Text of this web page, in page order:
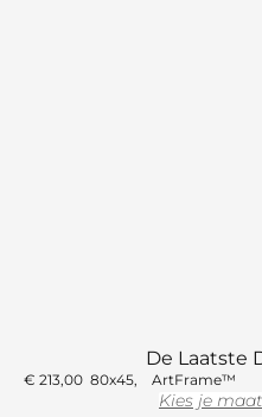
De Laatste
€ 213,00 80x45 ArtFrame™
Kies je